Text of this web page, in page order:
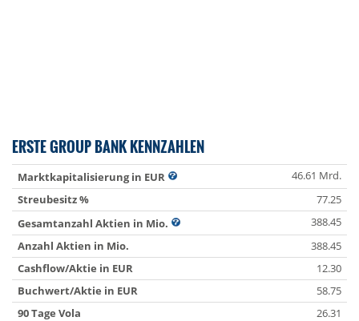
ERSTE GROUP BANK KENNZAHLEN
Marktkapitalisierung in EUR
46.61 Mrd.
Streubesitz %
77.25
Gesamtanzahl Aktien in Mio.
388.45
Anzahl Aktien in Mio.
388.45
Cashflow/Aktie in EUR
12.30
Buchwert/Aktie in EUR
58.75
90 Tage Vola
26.31